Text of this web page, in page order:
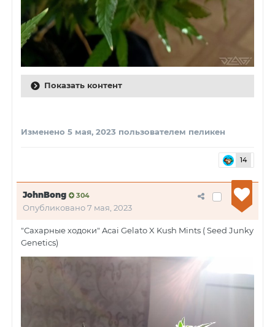
Показать контент
Изменено 5 мая, 2023 пользователем пеликен
14
JohnBong 304
Опубликовано7 мая, 2023
"Сахарные ходоки" Acai Gelato X Kush Mints ( Seed Junky
Genetics)